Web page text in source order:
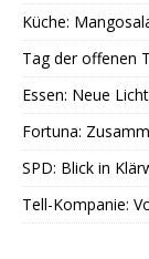
Küche:
Tag der offenen
Essen: Neue
Fortuna:
SPD: Blick in
Tell-Kompanie: